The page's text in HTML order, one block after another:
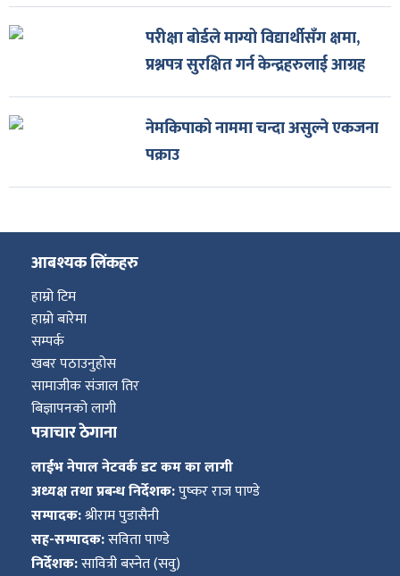
परीक्षा बोर्डले माग्यो विद्यार्थीसँग क्षमा,
प्रश्नपत्र सुरक्षित गर्न केन्द्रहरुलाई आग्रह
नेमकिपाको नाममा चन्दा असुल्ने एकजना
पक्राउ
आबश्यक लिंकहरु
हाम्रो टिम
हाम्रो बारेमा
सम्पर्क
खबर पठाउनुहोस
सामाजीक संजाल तिर
बिज्ञापनको लागी
पत्राचार ठेगाना
लाईभ नेपाल नेटवर्क डट कम का लागी
अध्यक्ष तथा प्रबन्ध निर्देशक:पुष्कर राज पाण्डे
सम्पादक:श्रीराम पुडासैनी
सह-सम्पादक:सविता पाण्डे
निर्देशक:सावित्री बस्नेत (सवु)